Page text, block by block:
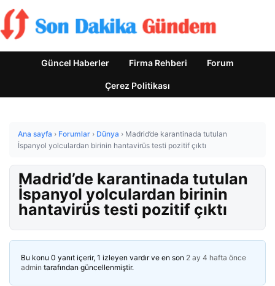
Güncel Haberler Firma Rehberi Forum
Çerez Politikası
Ana sayfa › Forumlar › Dünya › Madrid’de karantinada tutulan
İspanyol yolculardan birinin hantavirüs testi pozitif çıktı
Madrid’de karantinada tutulan
İspanyol yolculardan birinin
hantavirüs testi pozitif çıktı
Bu konu 0 yanıt içerir, 1 izleyen vardır ve en son 2 ay 4 hafta önce
admin tarafından güncellenmiştir.